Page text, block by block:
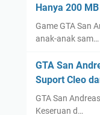
Hanya 200
Game GTA San
anak-anak sam…
GTA San
Suport Cleo
GTA San
Keseruan d…